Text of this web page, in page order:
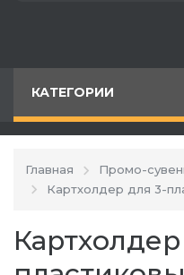
КАТЕГОРИИ
Главная Промо-
Картхолдер для 3-